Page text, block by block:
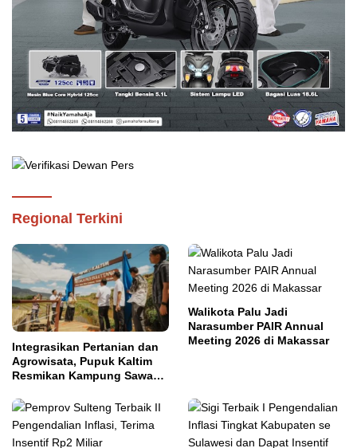
Regional Terkini
Integrasikan Pertanian dan
Agrowisata, Pupuk Kaltim
Resmikan Kampung Sawah
Walikota Palu Jadi
Narasumber PAIR Annual
Meeting 2026 di Makassar